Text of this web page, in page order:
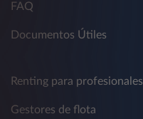
FAQ
Documentos Útiles
Renting para profesionales
Gestores de flota